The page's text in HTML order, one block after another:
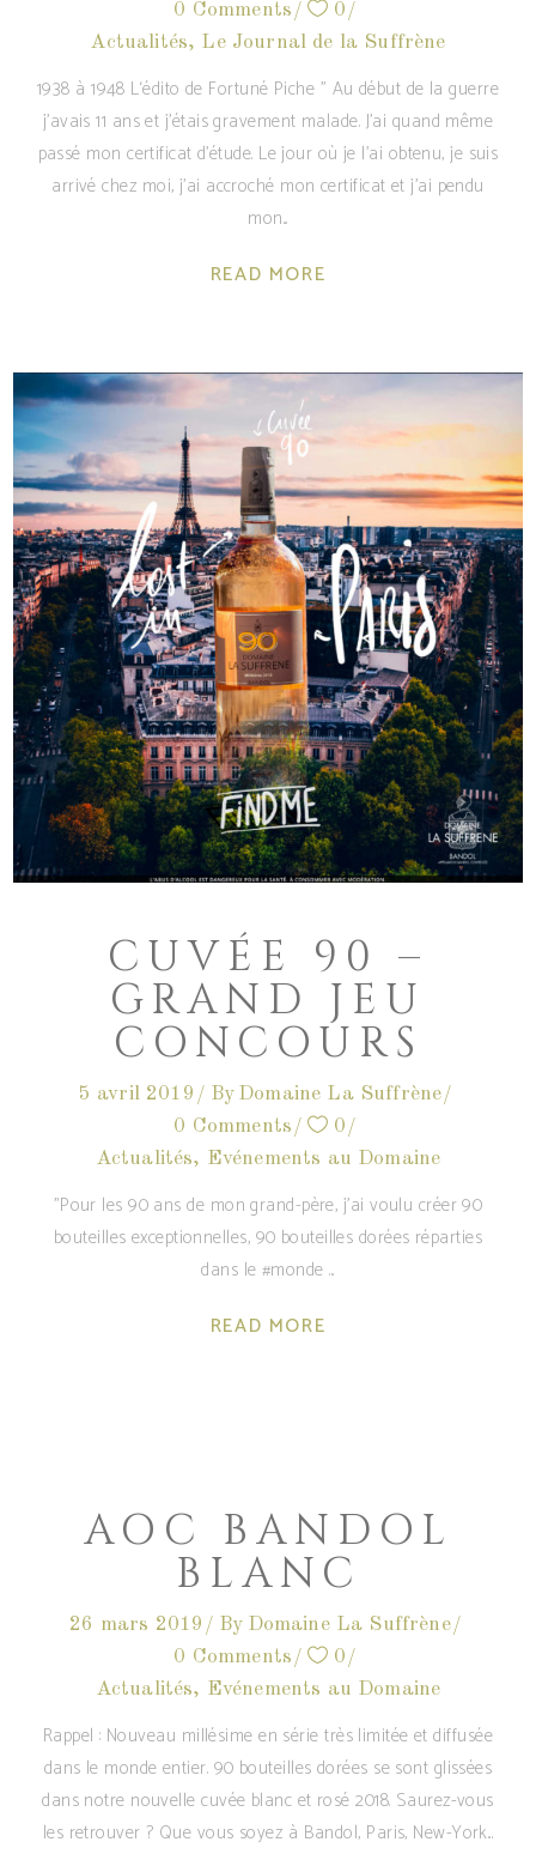
0 Comments
0
Actualités, Le Journal de la Suffrène
1938 à 1948 L‘édito de Fortuné Piche " Au début de la guerre
j’avais 11 ans et j’étais gravement malade. J’ai quand même
passé mon certificat d’étude. Le jour où je l’ai obtenu, je suis
arrivé chez moi, j’ai accroché mon certificat et j’ai pendu
mon
READ MORE
CUVÉE 90 –
GRAND JEU
CONCOURS
5 avril 2019 By Domaine La Suffrène
0 Comments
0
Actualités, Evénements au Domaine
"Pour les 90 ans de mon grand-père, j'ai voulu créer 90
bouteilles exceptionnelles, 90 bouteilles dorées réparties
dans le #monde
READ MORE
AOC BANDOL
BLANC
26 mars 2019 By Domaine La Suffrène
0 Comments
0
Actualités, Evénements au Domaine
Rappel : Nouveau millésime en série très limitée et diffusée
dans le monde entier. 90 bouteilles dorées se sont glissées
dans notre nouvelle cuvée blanc et rosé 2018. Saurez-vous
les retrouver ? Que vous soyez à Bandol, Paris, New-York